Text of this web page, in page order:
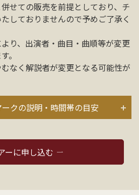
せての販売を前提としており、チ
しておりませんので予めご了承く
り、出演者・曲目・曲順等が変更
。
なく解説者が変更となる可能性が
クの説明・時間帯の目安
ーに申し込む